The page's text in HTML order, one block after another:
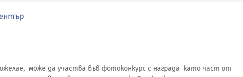
може да участва във фотоконкурс с награда като част от